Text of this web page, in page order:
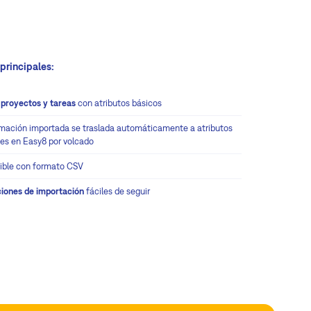
principales:
proyectos y tareas con atributos básicos
importada se traslada automáticamente a atributos
en Easy8 por volcado
con formato CSV
de importación fáciles de seguir